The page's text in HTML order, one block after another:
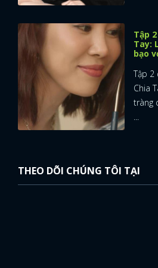
Tập
Tay:
bạo
Tập 2
Chia
tràng
...
THEO DÕI CHÚNG TÔI TẠI